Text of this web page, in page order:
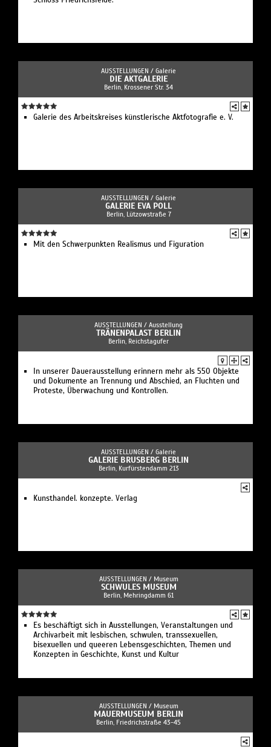
AUSSTELLUNGEN / Galerie
DIE AKTGALERIE
Berlin, Krossener Str. 34
Galerie des Arbeitskreises künstlerische Aktfotografie e. V.
AUSSTELLUNGEN / Galerie
GALERIE EVA POLL
Berlin, Lützowstraße 7
Mit den Schwerpunkten Realismus und Figuration
AUSSTELLUNGEN / Ausstellung
TRÄNENPALAST BERLIN
Berlin, Reichstagufer
In unserer Dauerausstellung erinnern mehr als 550 Objekte
und Dokumente an Trennung und Abschied, an Fluchten und
Proteste, Überwachung und Kontrollen.
AUSSTELLUNGEN / Galerie
GALERIE BRUSBERG BERLIN
Berlin, Kurfürstendamm 213
Kunsthandel. konzepte. Verlag
AUSSTELLUNGEN / Museum
SCHWULES MUSEUM
Berlin, Mehringdamm 61
Es beschäftigt sich in Ausstellungen, Veranstaltungen und
Archivarbeit mit lesbischen, schwulen, transsexuellen,
bisexuellen und queeren Lebensgeschichten, Themen und
Konzepten in Geschichte, Kunst und Kultur
AUSSTELLUNGEN / Museum
MAUERMUSEUM BERLIN
Berlin, Friedrichstraße 43-45